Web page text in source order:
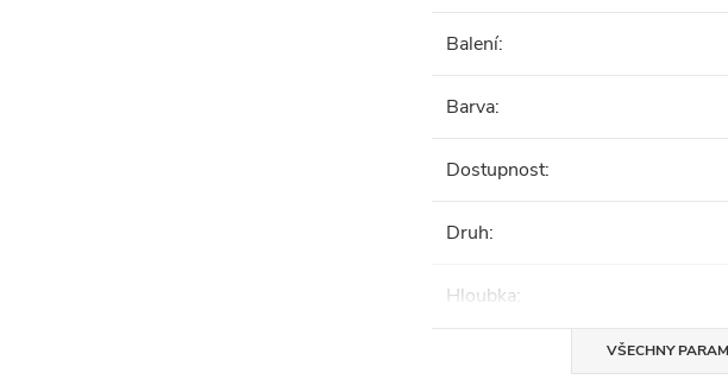
Balení:
Barva:
Dostupnost:
Druh:
Hloubka:
VŠECHNY